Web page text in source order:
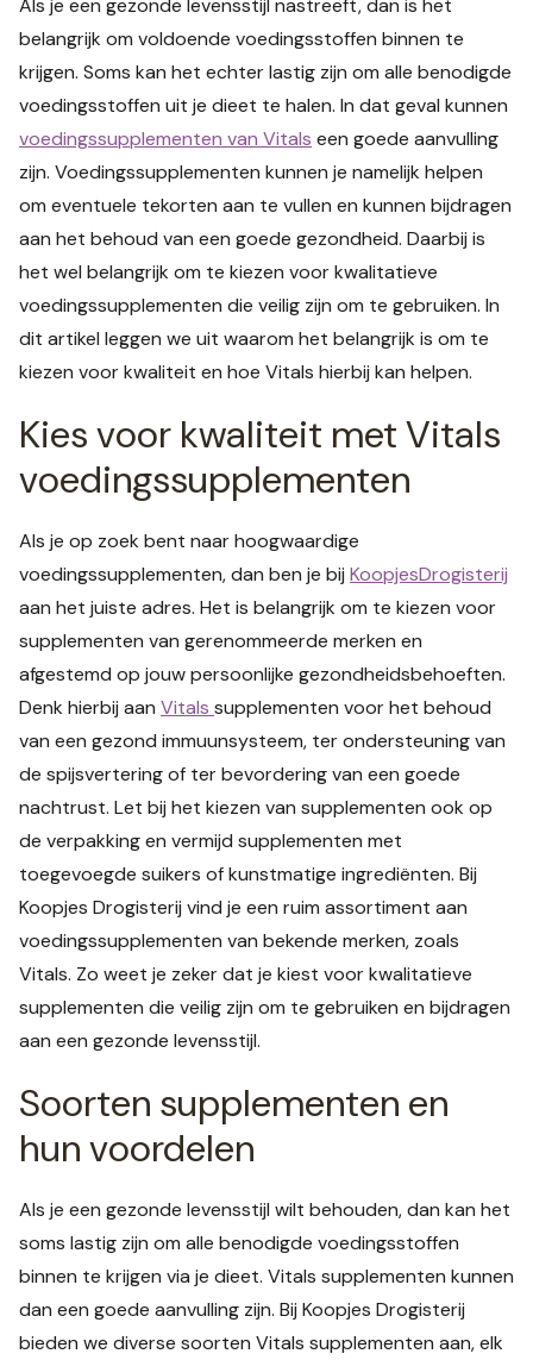
Als je een gezonde levensstijl nastreeft, dan is het
belangrijk om voldoende voedingsstoffen binnen te
krijgen. Soms kan het echter lastig zijn om alle benodigde
voedingsstoffen uit je dieet te halen. In dat geval kunnen
voedingssupplementen van Vitals een goede aanvulling
zijn. Voedingssupplementen kunnen je namelijk helpen
om eventuele tekorten aan te vullen en kunnen bijdragen
aan het behoud van een goede gezondheid. Daarbij is
het wel belangrijk om te kiezen voor kwalitatieve
voedingssupplementen die veilig zijn om te gebruiken. In
dit artikel leggen we uit waarom het belangrijk is om te
kiezen voor kwaliteit en hoe Vitals hierbij kan helpen.
Kies voor kwaliteit met Vitals
voedingssupplementen
Als je op zoek bent naar hoogwaardige
voedingssupplementen, dan ben je bij KoopjesDrogisterij
aan het juiste adres. Het is belangrijk om te kiezen voor
supplementen van gerenommeerde merken en
afgestemd op jouw persoonlijke gezondheidsbehoeften.
Denk hierbij aan Vitals supplementen voor het behoud
van een gezond immuunsysteem, ter ondersteuning van
de spijsvertering of ter bevordering van een goede
nachtrust. Let bij het kiezen van supplementen ook op
de verpakking en vermijd supplementen met
toegevoegde suikers of kunstmatige ingrediënten. Bij
Koopjes Drogisterij vind je een ruim assortiment aan
voedingssupplementen van bekende merken, zoals
Vitals. Zo weet je zeker dat je kiest voor kwalitatieve
supplementen die veilig zijn om te gebruiken en bijdragen
aan een gezonde levensstijl.
Soorten supplementen en
hun voordelen
Als je een gezonde levensstijl wilt behouden, dan kan het
soms lastig zijn om alle benodigde voedingsstoffen
binnen te krijgen via je dieet. Vitals supplementen kunnen
dan een goede aanvulling zijn. Bij Koopjes Drogisterij
bieden we diverse soorten Vitals supplementen aan, elk